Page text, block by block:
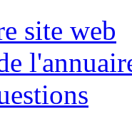
site web